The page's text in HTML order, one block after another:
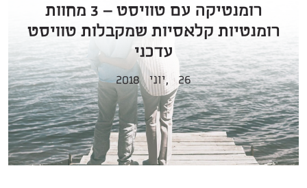
רומנטיקה עם טוויסט – 3 מחוות
רומנטיות קלאסיות שמקבלות טוויסט
עדכני
26 יוני, 2018